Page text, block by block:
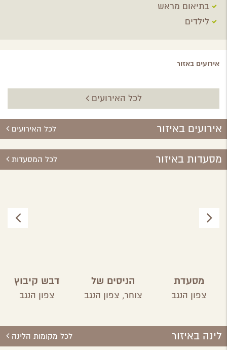
בתיאום מראש
לילדים
אירועים באזור
לכל האירועים
אירועים באיזור לכל האירועים
מסעדות באיזור לכל המסעדות
מסעדת
פטגוניה
צפון הנגב
הניסים של
השף צוחר, צפון הנגב
דבש קיבוץ
ארז
צפון הנגב
לינה באיזור לכל מקומות הלינה